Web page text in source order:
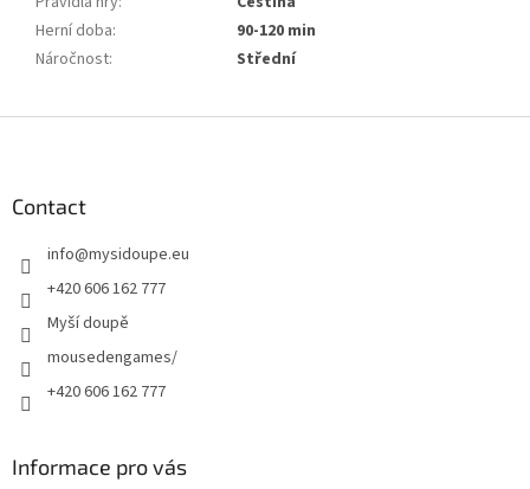
Herní doba:
90-120 min
Náročnost: Střední
Contact
info@mysidoupe.eu
+420 606 162 777
Myší doupě
mousedengames/
+420 606 162 777
Informace pro vás